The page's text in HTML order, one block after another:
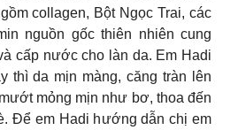
collagen, Bột Ngọc Trai, các
nguồn gốc thiên nhiên cung
cấp nước cho làn da. Em Hadi
thì da mịn màng, căng tràn lên
mỏng mịn như bơ, thoa đến
Để em Hadi hướng dẫn chị em